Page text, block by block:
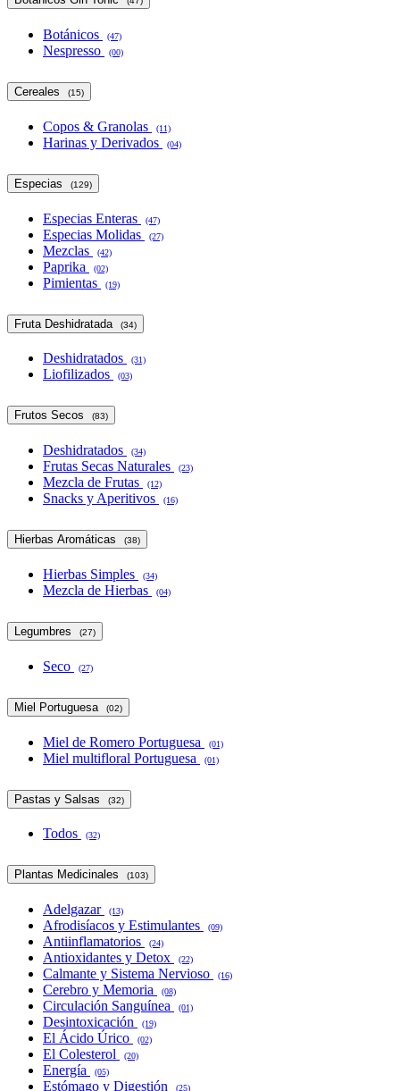
Botánicos (47)
Nespresso (00)
Cereales (15)
Copos & Granolas (11)
Harinas y Derivados (04)
Especias (129)
Especias Enteras (47)
Especias Molidas (27)
Mezclas (42)
Paprika (02)
Pimientas (19)
Fruta Deshidratada (34)
Deshidratados (31)
Liofilizados (03)
Frutos Secos (83)
Deshidratados (34)
Frutas Secas Naturales (23)
Mezcla de Frutas (12)
Snacks y Aperitivos (16)
Hierbas Aromáticas (38)
Hierbas Simples (34)
Mezcla de Hierbas (04)
Legumbres (27)
Seco (27)
Miel Portuguesa (02)
Miel de Romero Portuguesa (01)
Miel multifloral Portuguesa (01)
Pastas y Salsas (32)
Todos (32)
Plantas Medicinales (103)
Adelgazar (13)
Afrodisíacos y Estimulantes (09)
Antiinflamatorios (24)
Antioxidantes y Detox (22)
Calmante y Sistema Nervioso (16)
Cerebro y Memoria (08)
Circulación Sanguínea (01)
Desintoxicación (19)
El Ácido Úrico (02)
El Colesterol (20)
Energía (05)
Estómago y Digestión (25)